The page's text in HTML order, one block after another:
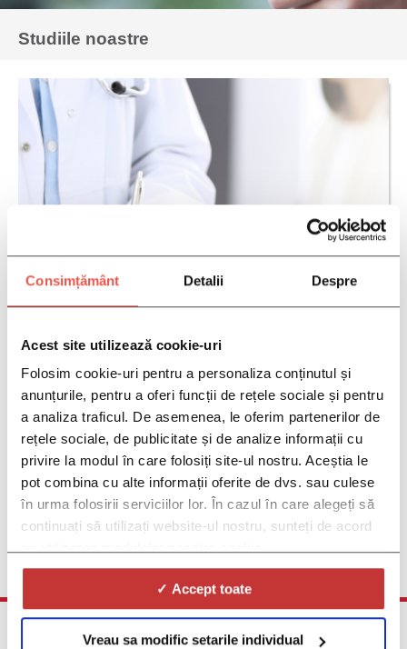
Consimțământ Detalii Despre
Acest site utilizează cookie-uri
Folosim cookie-uri pentru a personaliza conținutul și
anunțurile, pentru a oferi funcții de rețele sociale și pentru
a analiza traficul. De asemenea, le oferim partenerilor de
rețele sociale, de publicitate și de analize informații cu
privire la modul în care folosiți site-ul nostru. Aceștia le
pot combina cu alte informații oferite de dvs. sau culese
în urma folosirii serviciilor lor. În cazul în care alegeți să
continuați să utilizați website-ul nostru, sunteți de acord
✓ Accept toate
Vreau sa modific setarile individual
Studiile noastre
Studii viitoare despre Tulburare depresivă majoră
Dacă suferiți de Depresie majoră și sunteți interesat(ă) de mai
multe informații despre viitoarele studii clinice privind Depresia
majoră, vă rugăm să completați acest formular și veți fi printre
primii care vor afla atunci când astfel de studii devin disponibile
Click aici pentru înscriere